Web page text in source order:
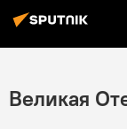
Великая